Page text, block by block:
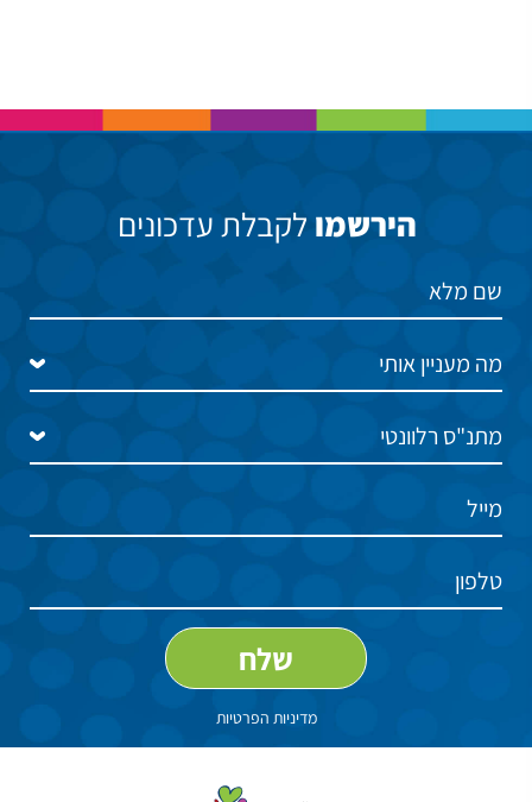
הירשמו לקבלת עדכונים
מדיניות הפרטיות